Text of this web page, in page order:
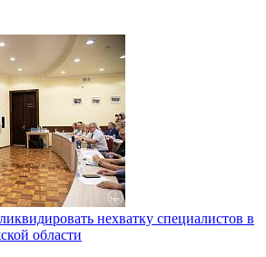
нехватку специалистов в
области